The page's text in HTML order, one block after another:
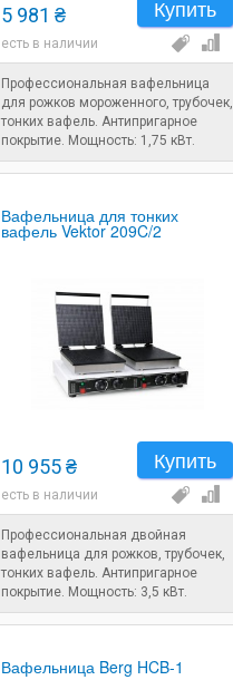
Купить
5 981 ₴
есть в наличии
Профессиональная вафельница
для рожков мороженного, трубочек,
тонких вафель. Антипригарное
покрытие. Мощность: 1,75 кВт.
Вафельница для тонких
вафель Vektor 209C/2
Купить
10 955 ₴
есть в наличии
Профессиональная двойная
вафельница для рожков, трубочек,
тонких вафель. Антипригарное
покрытие. Мощность: 3,5 кВт.
Вафельница Berg HCB-1